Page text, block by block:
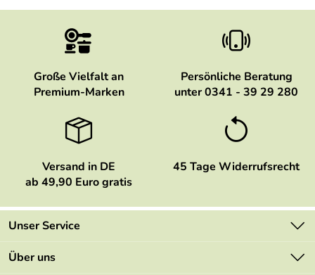
Große Vielfalt an
Premium-Marken
Persönliche Beratung
unter 0341 - 39 29 280
Versand in DE
ab 49,90 Euro gratis
45 Tage Widerrufsrecht
Unser Service
Kontakt
Über uns